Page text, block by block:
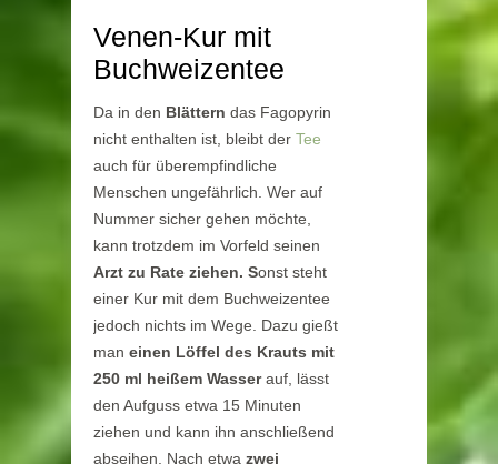
Venen-Kur mit
Buchweizentee
Da in den Blättern das Fagopyrin
nicht enthalten ist, bleibt der Tee
auch für überempfindliche
Menschen ungefährlich. Wer auf
Nummer sicher gehen möchte,
kann trotzdem im Vorfeld seinen
Arzt zu Rate ziehen. Sonst steht
einer Kur mit dem Buchweizentee
jedoch nichts im Wege. Dazu gießt
man einen Löffel des Krauts mit
250 ml heißem Wasserauf, lässt
den Aufguss etwa 15 Minuten
ziehen und kann ihn anschließend
abseihen. Nach etwa zwei